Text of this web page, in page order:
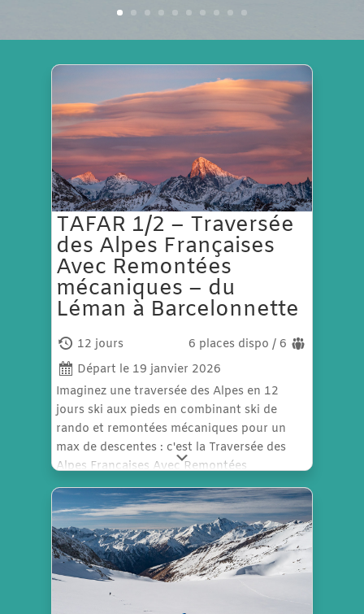
TAFAR 1/2 – Traversée
des Alpes Françaises
Avec Remontées
mécaniques – du
Léman à Barcelonnette
12 jours
6 places dispo / 6
Départ le 19 janvier 2026
Imaginez une traversée des Alpes en 12
jours ski aux pieds en combinant ski de
rando et remontées mécaniques pour un
max de descentes : c'est la Traversée des
Alpes Françaises Avec Remontées
mécaniques ou TAFAR partie 1/2.